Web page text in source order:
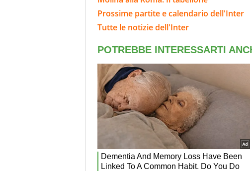
Prossime partite e calendario dell'Inter
Tutte le notizie dell'Inter